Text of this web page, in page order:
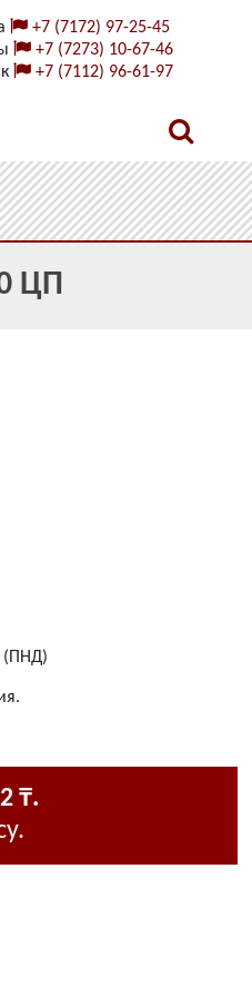
+7 (7172) 97-25-45
+7 (7273) 10-67-46
+7 (7112) 96-61-97
ЦП
(ПНД)
₸.